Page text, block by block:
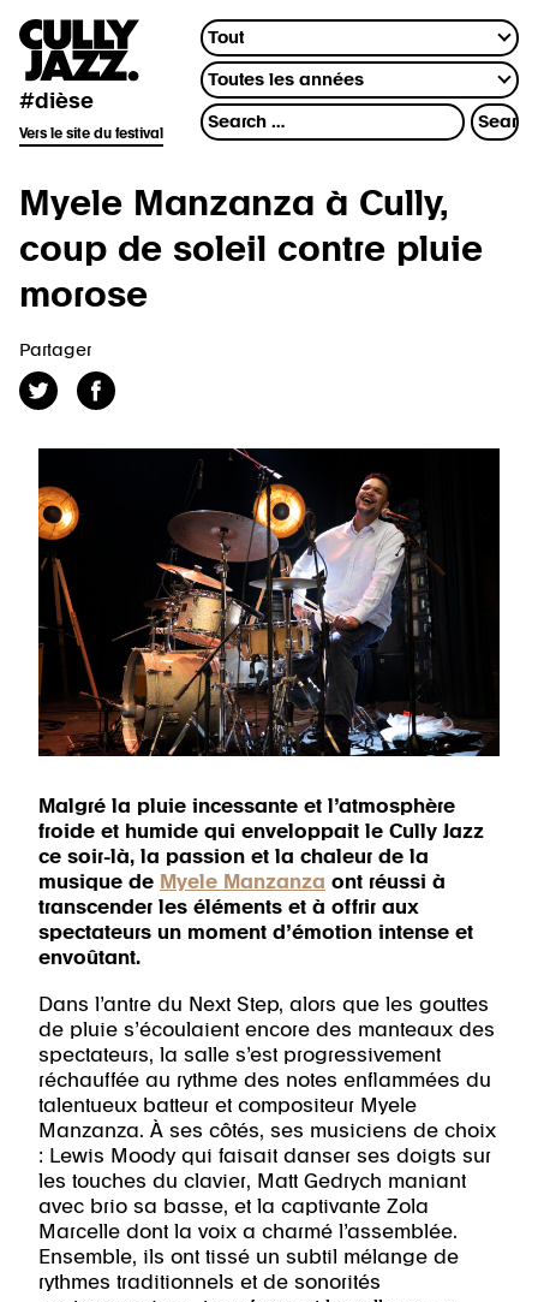
#dièse
Vers le site du festival
Myele Manzanza à Cully,
coup de soleil contre pluie
morose
Partager
Malgré la pluie incessante et l’atmosphère
froide et humide qui enveloppait le Cully Jazz
ce soir-là, la passion et la chaleur de la
musique de Myele Manzanza ont réussi à
transcender les éléments et à offrir aux
spectateurs un moment d’émotion intense et
envoûtant.
Dans l’antre du Next Step, alors que les gouttes
de pluie s’écoulaient encore des manteaux des
spectateurs, la salle s’est progressivement
réchauffée au rythme des notes enflammées du
talentueux batteur et compositeur Myele
Manzanza. À ses côtés, ses musiciens de choix
: Lewis Moody qui faisait danser ses doigts sur
les touches du clavier, Matt Gedrych maniant
avec brio sa basse, et la captivante Zola
Marcelle dont la voix a charmé l’assemblée.
Ensemble, ils ont tissé un subtil mélange de
rythmes traditionnels et de sonorités